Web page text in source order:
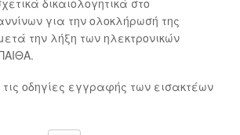
για την ολοκλήρωσή της
την λήξη των ηλεκτρονικών
οδηγίες εγγραφής των εισακτέων